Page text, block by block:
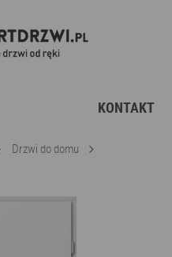
KONTAKT
Drzwi do domu